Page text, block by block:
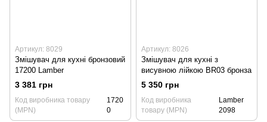
Артикул: 8029
Змішувач для кухні бронзовий
17200 Lamber
3 381 грн
Код виробника товару
(MPN)
1720
0
Артикул: 8026
Змішувач для кухні з
висувною лійкою BR03 бронза
5 350 грн
Код виробника
товару (MPN)
Lamber
2098